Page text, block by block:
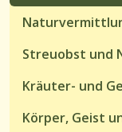
Streuobst und
Kräuter- und
Körper, Geist